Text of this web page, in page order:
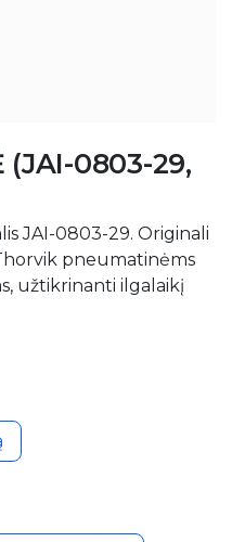
(JAI-0803-29,
JAI-0803-29. Originali
pneumatinėms
užtikrinanti ilgalaikį